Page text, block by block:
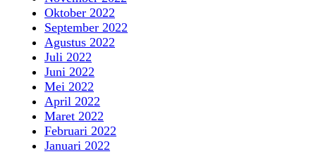
Oktober 2022
September 2022
Agustus 2022
Juli 2022
Juni 2022
Mei 2022
April 2022
Maret 2022
Februari 2022
Januari 2022